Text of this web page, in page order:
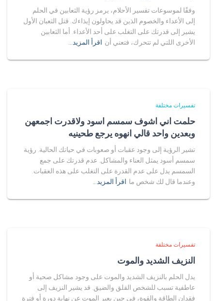
وفقًا لموسوعات تفسير الأحلام، يرمز رؤية الثعابين في الحلم
إلى الأعداء والخصوم الذين قد يحاولون إيذاءك. قتل الثعبان الأول
يشير إلى قدرتك على التغلب على أحد الأعداء. أما الثعابين
الأخرى اللتي لم تتحرك، فتعني أن اقرأ المزيد…
تفسيرات مختلفة
حلمت اني اشوف سمسم اسود ولاقدرت اجمعهن
وبعدين واحد قالي انهوه يرجع طحينيه
تشير الرؤية إلى وجود عقبات أو صعوبات في حياتك الحالية. رؤية
سمسم أسود يمثل العناء والمشاكل. عدم قدرتك على جمع
السمسم يدل على عدم القدرة على التغلب على هذه العقبات.
وعندما قال لك شخص ما اقرأ المزيد…
تفسيرات مختلفة
النزيف الشديد والموت
يدل الحلم بالنزيف الشديد والموت على وجود مشاكل صحية أو
عاطفية تسبب للشخص القلق والضيق. قد يشير النزيف إلى
فقدان الطاقة والقوة، في حين يعبر الموت عن نهاية دورة أو فترة